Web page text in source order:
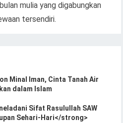
mulia yang digabungkan
tersendiri.
Minal Iman, Cinta Tanah Air
dalam Islam
Sifat Rasulullah SAW
Sehari-Hari</strong>